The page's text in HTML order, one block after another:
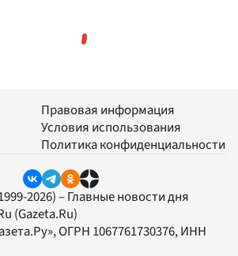
Правовая информация
Условия использования
Политика конфиденциальности
2026) – Главные новости дня
(Gazeta.Ru)
, ОГРН 1067761730376, ИНН